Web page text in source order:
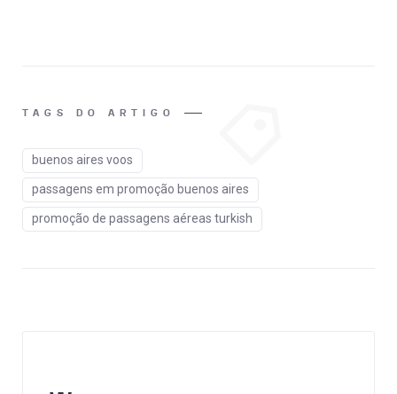
TAGS DO ARTIGO
buenos aires voos
passagens em promoção buenos aires
promoção de passagens aéreas turkish